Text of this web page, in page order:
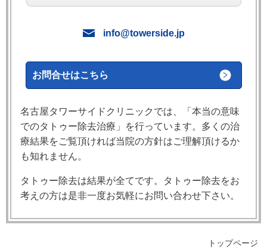
info@towerside.jp
お問合せはこちら
名古屋タワーサイドクリニックでは、「本当の意味
でのタトゥー除去治療」を行っています。多くの治
療結果をご覧頂ければ当院の方針はご理解頂けるか
も知れません。
タトゥー除去は結果が全てです。タトゥー除去をお
考えの方は是非一度お気軽にお問い合わせ下さい。
トップページ